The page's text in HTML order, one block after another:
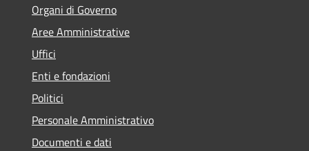
Organi di Governo
Aree Amministrative
Uffici
Enti e fondazioni
Politici
Personale Amministrativo
Documenti e dati